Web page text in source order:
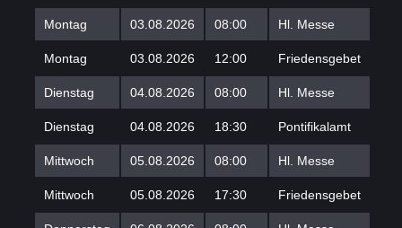
Montag 03.08.2026 08:00 Hl. Messe
Montag 03.08.2026 12:00 Friedensgebet
Dienstag 04.08.2026 08:00 Hl. Messe
Dienstag 04.08.2026 18:30 Pontifikalamt
Mittwoch 05.08.2026 08:00 Hl. Messe
Mittwoch 05.08.2026 17:30 Friedensgebet